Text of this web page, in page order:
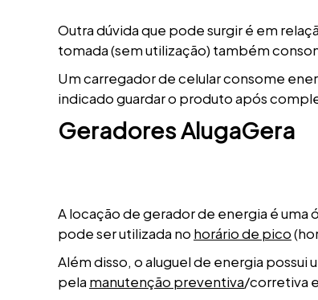
Outra dúvida que pode surgir é em
tomada (sem utilização) também
Um carregador de celular consome
indicado guardar o produto após
Geradores AlugaGera
A locação de gerador de energia é uma
pode ser utilizada no horário de pico
Além disso, o aluguel de energia possui
pela manutenção preventiva/corretiva